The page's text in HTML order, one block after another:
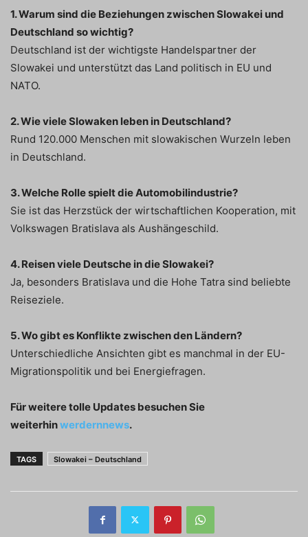
1. Warum sind die Beziehungen zwischen Slowakei und
Deutschland so wichtig?
Deutschland ist der wichtigste Handelspartner der
Slowakei und unterstützt das Land politisch in EU und
NATO.
2. Wie viele Slowaken leben in Deutschland?
Rund 120.000 Menschen mit slowakischen Wurzeln leben
in Deutschland.
3. Welche Rolle spielt die Automobilindustrie?
Sie ist das Herzstück der wirtschaftlichen Kooperation, mit
Volkswagen Bratislava als Aushängeschild.
4. Reisen viele Deutsche in die Slowakei?
Ja, besonders Bratislava und die Hohe Tatra sind beliebte
Reiseziele.
5. Wo gibt es Konflikte zwischen den Ländern?
Unterschiedliche Ansichten gibt es manchmal in der EU-
Migrationspolitik und bei Energiefragen.
Für weitere tolle Updates besuchen Sie
weiterhinwerdernnews.
TAGS Slowakei – Deutschland